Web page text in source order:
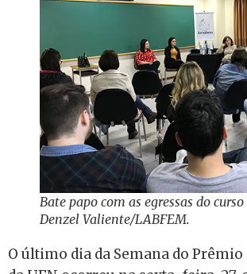
Bate papo com as egressas do
Denzel Valiente/LABFEM.
O último dia da Semana do